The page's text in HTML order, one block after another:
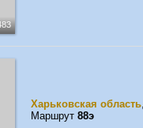
Харьковская область
Маршрут 88э